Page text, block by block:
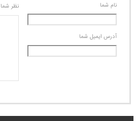
نام شما
آدرس ايميل شما
نظر شما